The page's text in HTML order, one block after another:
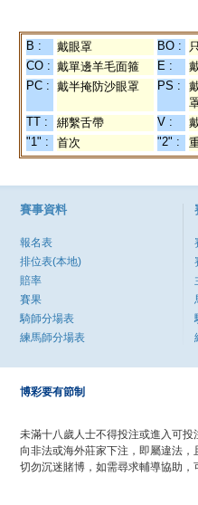
B : 戴眼罩 BO :
CO : 戴單邊羊毛面箍 E :
PC : 戴半掩防沙眼罩 PS :
TT : 綁繫舌帶 V :
"1" :
首次 "2" :
賽事資料
報名表
排位表(本地)
賠率
賽果
騎師分場表
練馬師分場表
博彩要有節制
未滿十八歲人士不得投注或進入可投
向非法或海外莊家下注，即屬違法，
切勿沉迷賭博，如需尋求輔導協助，